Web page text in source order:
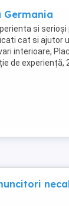
Germania
si serioși
cat si ajutor
interioare,
de experiență,